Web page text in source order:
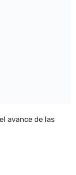
avance de las